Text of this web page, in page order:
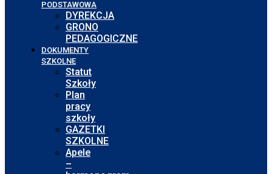
PODSTAWOWA
DYREKCJA
GRONO
PEDAGOGICZNE
DOKUMENTY
SZKOLNE
Statut
Szkoły
Plan
pracy
szkoły
GAZETKI
SZKOLNE
Apele
–